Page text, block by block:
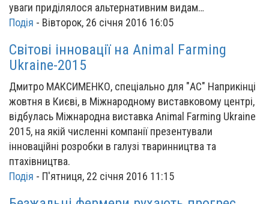
уваги приділялося альтернативним видам…
Подія - Вівторок, 26 січня 2016 16:05
Світові інновації на Animal Farming
Ukraine-2015
Дмитро МАКСИМЕНКО, спеціально для "АС" Наприкінці
жовтня в Києві, в Міжнародному виставковому центрі,
відбулась Міжнародна виставка Animal Farming Ukraine
2015, на якій численні компанії презентували
інноваційні розробки в галузі тваринництва та
птахівництва.
Подія - П'ятниця, 22 січня 2016 11:15